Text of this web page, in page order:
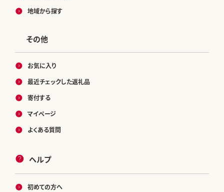
地域から探す
その他
お気に入り
最近チェックした返礼品
寄付する
マイページ
よくある質問
ヘルプ
初めての方へ